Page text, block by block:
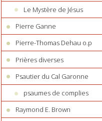
Le Mystère de Jésus
Pierre Ganne
Pierre-Thomas Dehau o.p
Prières diverses
Psautier du Cal Garonne
psaumes de complies
Raymond E. Brown